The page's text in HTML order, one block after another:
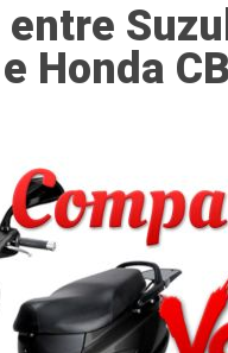
Honda